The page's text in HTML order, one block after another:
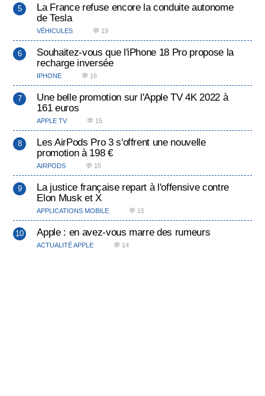
La France refuse encore la conduite autonome
de Tesla
VÉHICULES 💬 19
Souhaitez-vous que l'iPhone 18 Pro propose la
recharge inversée
IPHONE 💬 16
Une belle promotion sur l'Apple TV 4K 2022 à
161 euros
APPLE TV 💬 15
Les AirPods Pro 3 s'offrent une nouvelle
promotion à 198 €
AIRPODS 💬 15
La justice française repart à l'offensive contre
Elon Musk et X
APPLICATIONS MOBILE 💬 15
Apple : en avez-vous marre des rumeurs
ACTUALITÉ APPLE 💬 14